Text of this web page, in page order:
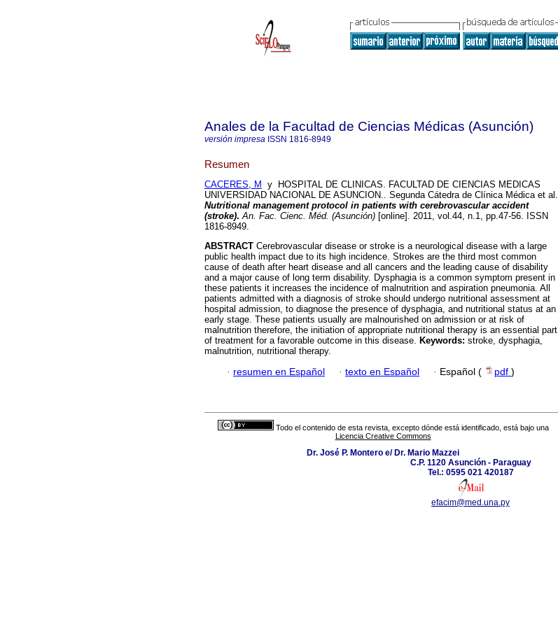
Anales de la Facultad de Ciencias Médicas (Asunción)
versión impresa ISSN 1816-8949
Resumen
CACERES, M
y HOSPITAL DE CLINICAS. FACULTAD DE CIENCIAS MEDICAS
UNIVERSIDAD NACIONAL DE ASUNCION.. Segunda Cátedra de Clínica Médica et al.
Nutritional management protocol in patients with cerebrovascular accident
(stroke). An. Fac. Cienc. Méd. (Asunción) [online]. 2011, vol.44, n.1, pp.47-56. ISSN
1816-8949.
ABSTRACT Cerebrovascular disease or stroke is a neurological disease with a large
public health impact due to its high incidence. Strokes are the third most common
cause of death after heart disease and all cancers and the leading cause of disability
and a major cause of long term disability. Dysphagia is a common symptom present in
these patients it increases the incidence of malnutrition and aspiration pneumonia. All
patients admitted with a diagnosis of stroke should undergo nutritional assessment at
hospital admission, to diagnose the presence of dysphagia, and nutritional status at an
early stage. These patients usually are malnourished on admission or at risk of
malnutrition therefore, the initiation of appropriate nutritional therapy is an essential part
of treatment for a favorable outcome in this disease. Keywords: stroke, dysphagia,
malnutrition, nutritional therapy.
· resumen en Español · texto en Español · Español ( pdf )
Todo el contenido de esta revista, excepto dónde está identificado, está bajo una
Licencia Creative Commons
Dr. José P. Montero e/ Dr. Mario Mazzei
C.P. 1120 Asunción - Paraguay
Tel.: 0595 021 420187
efacim@med.una.py